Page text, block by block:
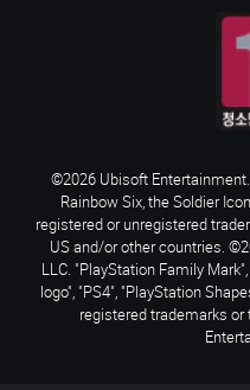
©2026 Ubisoft Entertainment.
Rainbow Six, the Soldier
registered or unregistered
US and/or other countries.
LLC. "PlayStation Family
logo", "PS4", "PlayStation
registered trademarks